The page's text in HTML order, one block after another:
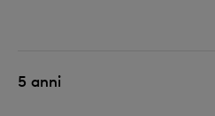
5 anni